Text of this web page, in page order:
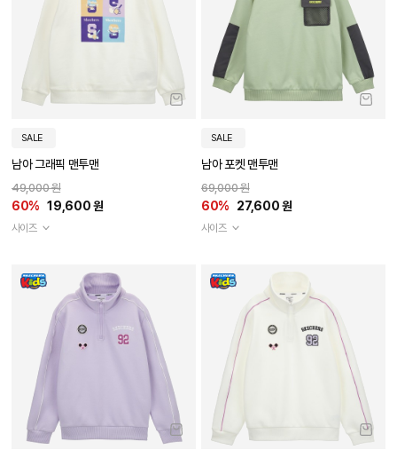
SALE
남아 그래픽 맨투맨
49,000 원
60% 19,600 원
사이즈
SALE
남아 포켓 맨투맨
69,000 원
60% 27,600 원
사이즈